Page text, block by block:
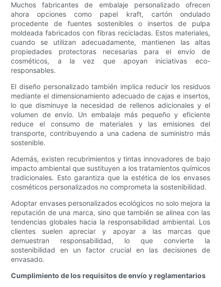
Muchos fabricantes de embalaje personalizado ofrecen
ahora opciones como papel kraft, cartón ondulado
procedente de fuentes sostenibles o insertos de pulpa
moldeada fabricados con fibras recicladas. Estos materiales,
cuando se utilizan adecuadamente, mantienen las altas
propiedades protectoras necesarias para el envío de
cosméticos, a la vez que apoyan iniciativas eco-
responsables.
El diseño personalizado también implica reducir los residuos
mediante el dimensionamiento adecuado de cajas e insertos,
lo que disminuye la necesidad de rellenos adicionales y el
volumen de envío. Un embalaje más pequeño y eficiente
reduce el consumo de materiales y las emisiones del
transporte, contribuyendo a una cadena de suministro más
sostenible.
Además, existen recubrimientos y tintas innovadores de bajo
impacto ambiental que sustituyen a los tratamientos químicos
tradicionales. Esto garantiza que la estética de los envases
cosméticos personalizados no comprometa la sostenibilidad.
Adoptar envases personalizados ecológicos no solo mejora la
reputación de una marca, sino que también se alinea con las
tendencias globales hacia la responsabilidad ambiental. Los
clientes suelen apreciar y apoyar a las marcas que
demuestran responsabilidad, lo que convierte la
sostenibilidad en un factor crucial en las decisiones de
envasado.
Cumplimiento de los requisitos de envío y reglamentarios